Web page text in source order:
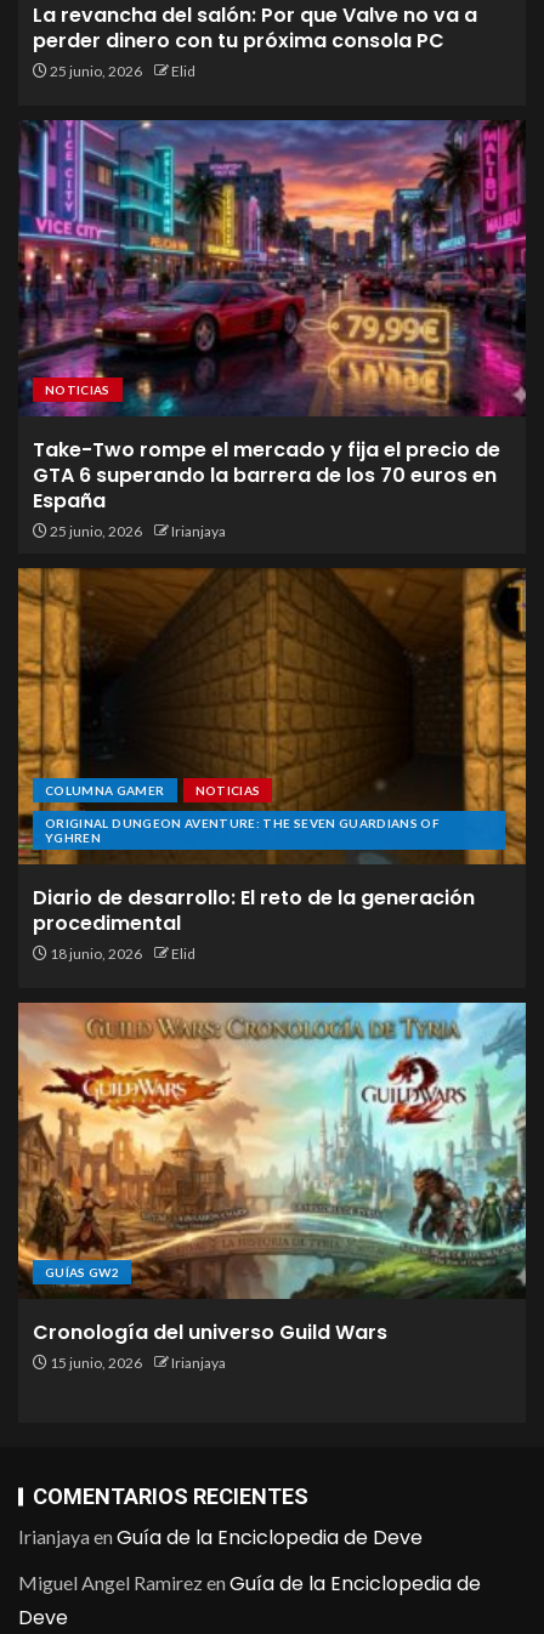
La revancha del salón: Por que Valve no va a
perder dinero con tu próxima consola PC
25 junio, 2026 Elid
NOTICIAS
Take-Two rompe el mercado y fija el precio de
GTA 6 superando la barrera de los 70 euros en
España
25 junio, 2026 Irianjaya
COLUMNA GAMER NOTICIAS
ORIGINAL DUNGEON AVENTURE: THE SEVEN GUARDIANS OF
YGHREN
Diario de desarrollo: El reto de la generación
procedimental
18 junio, 2026 Elid
GUÍAS GW2
Cronología del universo Guild Wars
15 junio, 2026 Irianjaya
COMENTARIOS RECIENTES
IrianjayaenGuía de la Enciclopedia de Deve
Miguel Angel RamirezenGuía de la Enciclopedia de
Deve